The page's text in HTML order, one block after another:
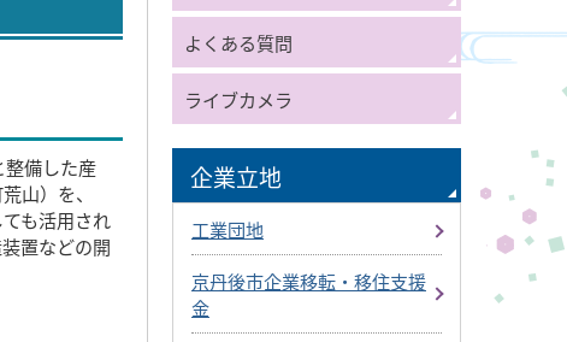
整備した産
山）を、
も活用され
置などの開
よくある質問
ライブカメラ
企業立地
工業団地
京丹後市企業移転・移住支援
金